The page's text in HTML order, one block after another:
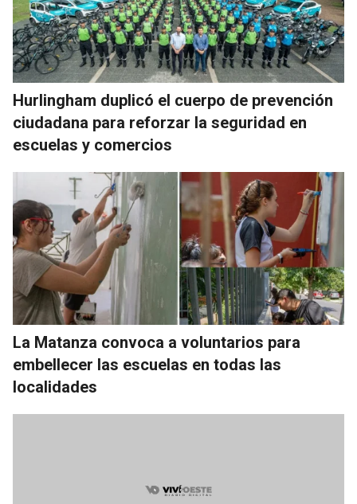
Hurlingham duplicó el cuerpo de prevención
ciudadana para reforzar la seguridad en
escuelas y comercios
La Matanza convoca a voluntarios para
embellecer las escuelas en todas las
localidades